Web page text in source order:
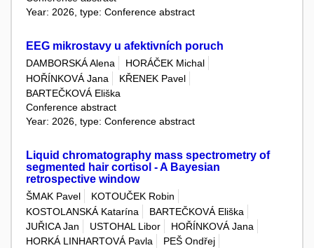
Year: 2026, type: Conference abstract
EEG mikrostavy u afektivních poruch
DAMBORSKÁ Alena
HORÁČEK Michal
HOŘÍNKOVÁ Jana
KŘENEK Pavel
BARTEČKOVÁ Eliška
Conference abstract
Year: 2026, type: Conference abstract
Liquid chromatography mass spectrometry of
segmented hair cortisol - A Bayesian
retrospective window
ŠMAK Pavel
KOTOUČEK Robin
KOSTOLANSKÁ Katarína
BARTEČKOVÁ Eliška
JUŘICA Jan
USTOHAL Libor
HOŘÍNKOVÁ Jana
HORKÁ LINHARTOVÁ Pavla
PEŠ Ondřej